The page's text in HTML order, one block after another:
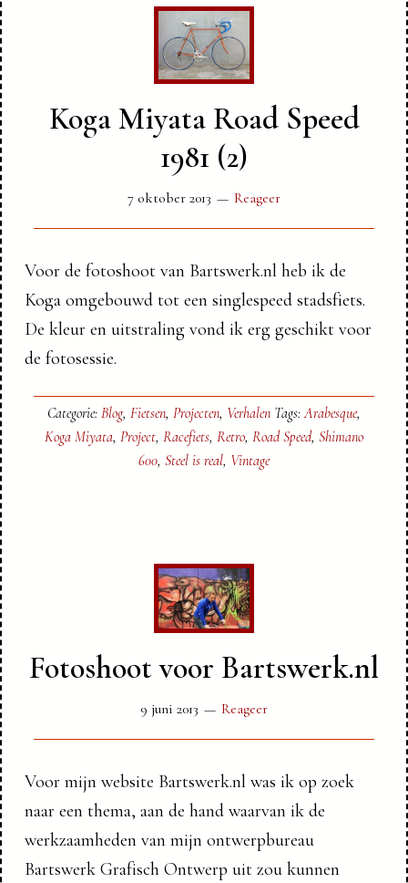
Koga Miyata Road Speed
1981 (2)
7 oktober 2013 Reageer
Voor de fotoshoot van Bartswerk.nl heb ik de
Koga omgebouwd tot een singlespeed stadsfiets.
De kleur en uitstraling vond ik erg geschikt voor
de fotosessie.
Categorie: Blog, Fietsen, Projecten, Verhalen Tags:Arabesque,
Koga Miyata, Project, Racefiets, Retro, Road Speed, Shimano
600, Steel is real, Vintage
Fotoshoot voor Bartswerk.nl
9 juni 2013 Reageer
Voor mijn website Bartswerk.nl was ik op zoek
naar een thema, aan de hand waarvan ik de
werkzaamheden van mijn ontwerpbureau
Bartswerk Grafisch Ontwerp uit zou kunnen